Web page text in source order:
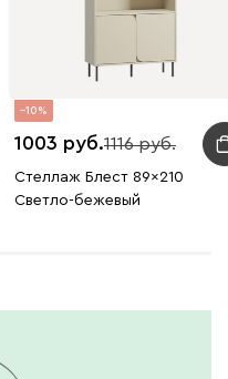
10
1003 1116
Стеллаж Блест 89x210
Светло-бежевый